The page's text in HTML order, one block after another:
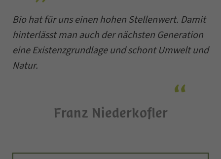
Bio hat für uns einen hohen Stellenwert. Damit
hinterlässt man auch der nächsten Generation
eine Existenzgrundlage und schont Umwelt und
Natur.
Franz Niederkofler